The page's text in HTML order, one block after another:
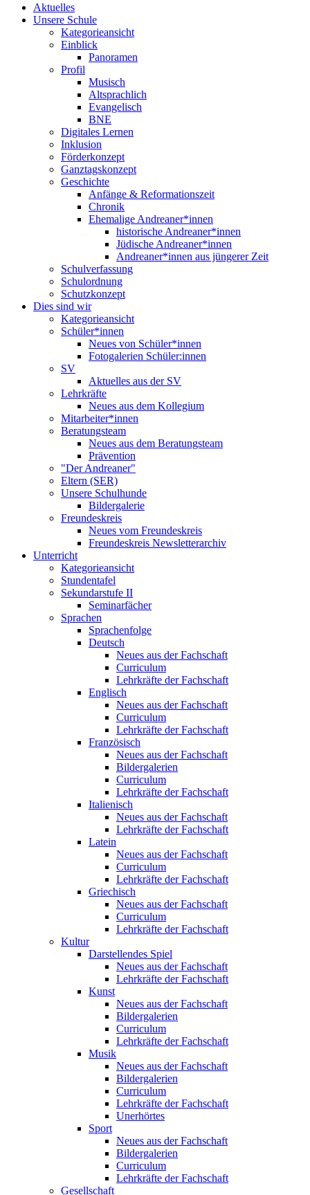
Aktuelles
Unsere Schule
Kategorieansicht
Einblick
Panoramen
Profil
Musisch
Altsprachlich
Evangelisch
BNE
Digitales Lernen
Inklusion
Förderkonzept
Ganztagskonzept
Geschichte
Anfänge & Reformationszeit
Chronik
Ehemalige Andreaner*innen
historische Andreaner*innen
Jüdische Andreaner*innen
Andreaner*innen aus jüngerer Zeit
Schulverfassung
Schulordnung
Schutzkonzept
Dies sind wir
Kategorieansicht
Schüler*innen
Neues von Schüler*innen
Fotogalerien Schüler:innen
SV
Aktuelles aus der SV
Lehrkräfte
Neues aus dem Kollegium
Mitarbeiter*innen
Beratungsteam
Neues aus dem Beratungsteam
Prävention
"Der Andreaner"
Eltern (SER)
Unsere Schulhunde
Bildergalerie
Freundeskreis
Neues vom Freundeskreis
Freundeskreis Newsletterarchiv
Unterricht
Kategorieansicht
Stundentafel
Sekundarstufe II
Seminarfächer
Sprachen
Sprachenfolge
Deutsch
Neues aus der Fachschaft
Curriculum
Lehrkräfte der Fachschaft
Englisch
Neues aus der Fachschaft
Curriculum
Lehrkräfte der Fachschaft
Französisch
Neues aus der Fachschaft
Bildergalerien
Curriculum
Lehrkräfte der Fachschaft
Italienisch
Neues aus der Fachschaft
Lehrkräfte der Fachschaft
Latein
Neues aus der Fachschaft
Curriculum
Lehrkräfte der Fachschaft
Griechisch
Neues aus der Fachschaft
Curriculum
Lehrkräfte der Fachschaft
Kultur
Darstellendes Spiel
Neues aus der Fachschaft
Lehrkräfte der Fachschaft
Kunst
Neues aus der Fachschaft
Bildergalerien
Curriculum
Lehrkräfte der Fachschaft
Musik
Neues aus der Fachschaft
Bildergalerien
Curriculum
Lehrkräfte der Fachschaft
Unerhörtes
Sport
Neues aus der Fachschaft
Bildergalerien
Curriculum
Lehrkräfte der Fachschaft
Gesellschaft